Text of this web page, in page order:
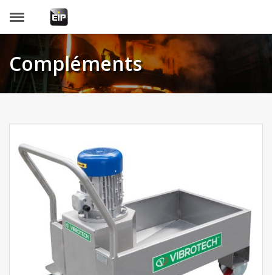
Panneau de gestion des cookies
Compléments